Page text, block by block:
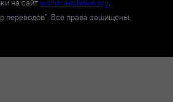
на сайтworldtranslation.org.
переводов". Все права защищены.